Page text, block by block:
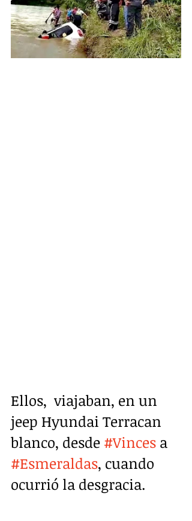
Ellos,  viajaban, en un
jeep Hyundai Terracan
blanco, desde #Vinces a
#Esmeraldas, cuando
ocurrió la desgracia.